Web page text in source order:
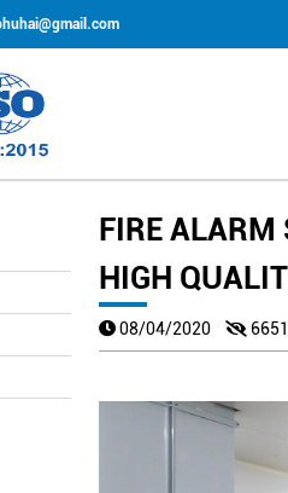
FIRE ALARM
HIGH
08/04/2020 6651